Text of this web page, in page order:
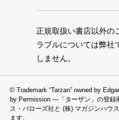
正規取扱い書店以外の
ラブルについては弊社
しません。
© Trademark “Tarzan” owned by
by Permission —「ターザン」の登録
ス・バローズ社と (株) マガジンハウ
ます。